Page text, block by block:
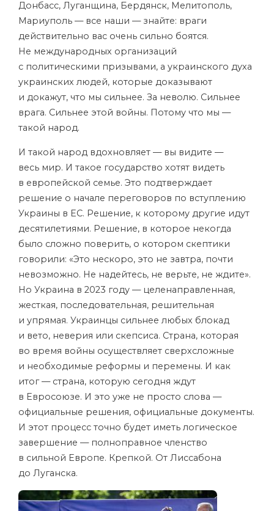
Донбасс, Луганщина, Бердянск, Мелитополь,
Мариуполь — все наши — знайте: враги
действительно вас очень сильно боятся.
Не международных организаций
с политическими призывами, а украинского духа
украинских людей, которые доказывают
и докажут, что мы сильнее. За неволю. Сильнее
врага. Сильнее этой войны. Потому что мы —
такой народ.
И такой народ вдохновляет — вы видите —
весь мир. И такое государство хотят видеть
в европейской семье. Это подтверждает
решение о начале переговоров по вступлению
Украины в ЕС. Решение, к которому другие идут
десятилетиями. Решение, в которое некогда
было сложно поверить, о котором скептики
говорили: «Это нескоро, это не завтра, почти
невозможно. Не надейтесь, не верьте, не ждите».
Но Украина в 2023 году — целенаправленная,
жесткая, последовательная, решительная
и упрямая. Украинцы сильнее любых блокад
и вето, неверия или скепсиса. Страна, которая
во время войны осуществляет сверхсложные
и необходимые реформы и перемены. И как
итог — страна, которую сегодня ждут
в Евросоюзе. И это уже не просто слова —
официальные решения, официальные документы.
И этот процесс точно будет иметь логическое
завершение — полноправное членство
в сильной Европе. Крепкой. От Лиссабона
до Луганска.